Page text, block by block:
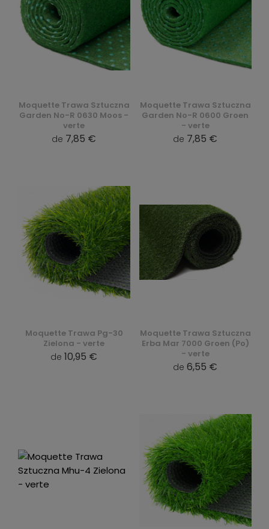
Moquette Trawa Sztuczna
Garden No-R 0630 Moos -
verte
de 7,85 €
Moquette Trawa Sztuczna
Garden No-R 0600 Groen
- verte
de 7,85 €
Moquette Trawa Pg-30
Zielona - verte
de 10,95 €
Moquette Trawa Sztuczna
Erba Mar 7000 Groen (Po)
- verte
de 6,55 €